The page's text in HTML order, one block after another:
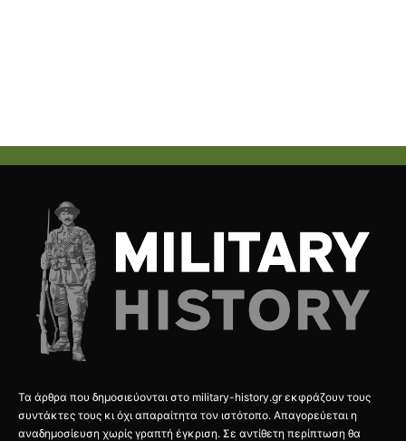
Τα άρθρα που δημοσιεύονται στο military-history.gr εκφράζουν τους
συντάκτες τους κι όχι απαραίτητα τον ιστότοπο. Απαγορεύεται η
αναδημοσίευση χωρίς γραπτή έγκριση. Σε αντίθετη περίπτωση θα